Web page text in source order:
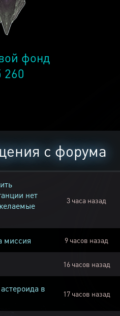
фонд
260
с форума
нет
3 часа назад
миссия 9 часов назад
16 часов назад
в
17 часов назад